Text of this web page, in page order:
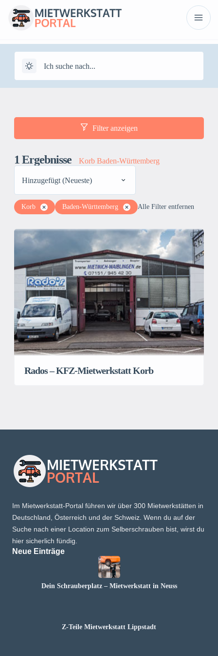
Filter anzeigen
1 Ergebnisse Korb Baden-Württemberg
Hinzugefügt (Neueste)
Korb Baden-Württemberg Alle Filter entfernen
Rados – KFZ-Mietwerkstatt Korb
Im Mietwerkstatt-Portal führen wir über 300 Mietwerkstätten in
Deutschland, Österreich und der Schweiz. Wenn du auf der
Suche nach einer Location zum Selberschrauben bist, wirst du
hier sicherlich fündig.
Neue Einträge
Dein Schrauberplatz – Mietwerkstatt in Neuss
Z-Teile Mietwerkstatt Lippstadt